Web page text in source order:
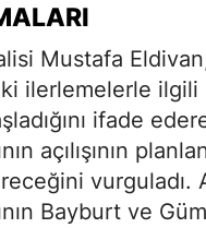
Mustafa
ilerlemelerle ilgili
ifade
açılışının
vurguladı.
Bayburt ve